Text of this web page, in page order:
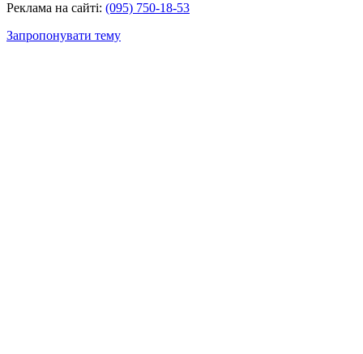
Реклама на сайті: (095) 750-18-53
Запропонувати тему